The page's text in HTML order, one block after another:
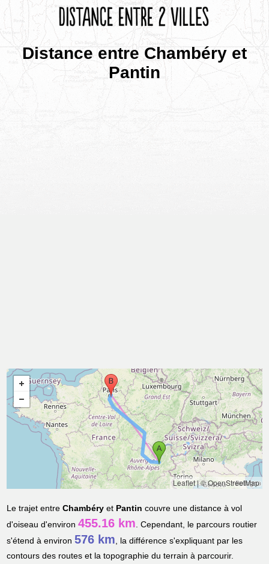
Distance entre Chambéry et
Pantin
Leaflet|© OpenStreetMap
Le trajet entreChambéry et Pantin couvre une distance à vol
d'oiseau d'environ455.16 km. Cependant, le parcours routier
s'étend à environ576 km, la différence s'expliquant par les
contours des routes et la topographie du terrain à parcourir.